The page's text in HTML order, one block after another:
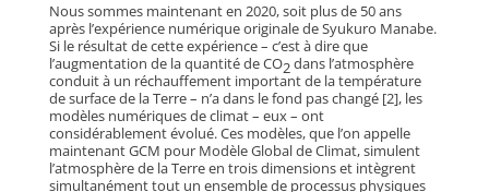
Nous sommes maintenant en 2020, soit plus de 50 ans
après l’expérience numérique originale de Syukuro Manabe.
Si le résultat de cette expérience – c’est à dire que
l’augmentation de la quantité de CO2dans l’atmosphère
conduit à un réchauffement important de la température
de surface de la Terre – n’a dans le fond pas changé [2], les
modèles numériques de climat – eux – ont
considérablement évolué. Ces modèles, que l’on appelle
maintenant GCM pour Modèle Global de Climat, simulent
l’atmosphère de la Terre en trois dimensions et intègrent
simultanément tout un ensemble de processus physiques